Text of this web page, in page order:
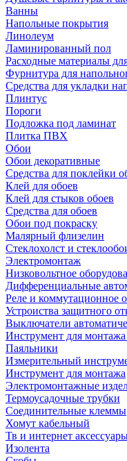
Ванны
Напольные покрытия
Линолеум
Ламинированный пол
Расходные материалы
Фурнитура для
Средства для укладки
Плинтус
Пороги
Подложка под ламинат
Плитка ПВХ
Обои
Обои декоративные
Средства для поклейки
Клей для обоев
Клей для стыков обоев
Средства для обоев
Обои под покраску
Малярный флизелин
Стеклохолст и
Электромонтаж
Низковольтное
Дифференциальные
Реле и коммутационное
Устроиства защитного
Выключатели
Инструмент для
Паяльники
Измерительный
Инструмент для монтажа
Электромонтажные
Термоусадочные трубки
Соединительные клеммы
Хомут кабельный
Тв и интернет
Изолента